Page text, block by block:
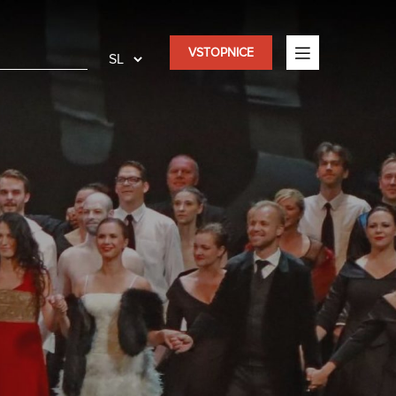
VSTOPNICE